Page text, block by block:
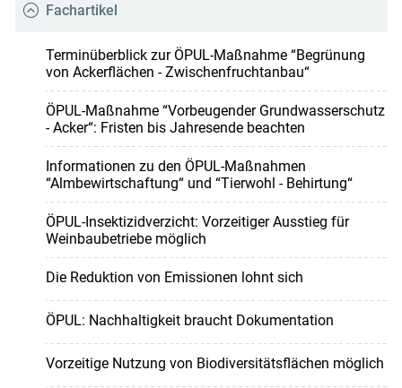
Fachartikel
Terminüberblick zur ÖPUL-Maßnahme “Begrünung
von Ackerflächen - Zwischenfruchtanbau“
ÖPUL-Maßnahme “Vorbeugender Grundwasserschutz
- Acker“: Fristen bis Jahresende beachten
Informationen zu den ÖPUL-Maßnahmen
“Almbewirtschaftung“ und “Tierwohl - Behirtung“
ÖPUL-Insektizidverzicht: Vorzeitiger Ausstieg für
Weinbaubetriebe möglich
Die Reduktion von Emissionen lohnt sich
ÖPUL: Nachhaltigkeit braucht Dokumentation
Vorzeitige Nutzung von Biodiversitätsflächen möglich